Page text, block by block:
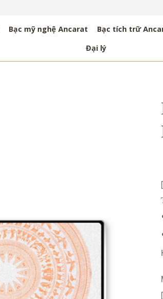
Bạc mỹ nghệ Ancarat Bạc tích trữ
Đại lý